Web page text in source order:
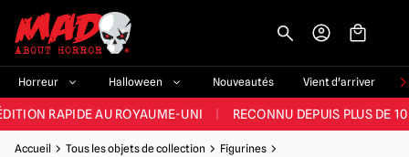
Horreur Halloween Nouveautés Vient d'arriver
ET LA MEILLEURE GAMME DU ROYAUME-UNI PLUS DE 60 000
RAPIDE AU ROYAUME-UNI RECONNU DEPUIS PLUS DE
NOUVEAUX PRODUITS DÉRIVÉS D'HORREUR CHAQUE SEMAINE
Accueil Tous les objets de collection
Figurines